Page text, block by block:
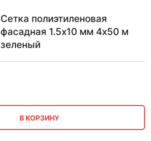
Сетка полиэтиленовая
фасадная 1.5х10 мм 4х50 м
зеленый
В КОРЗИНУ